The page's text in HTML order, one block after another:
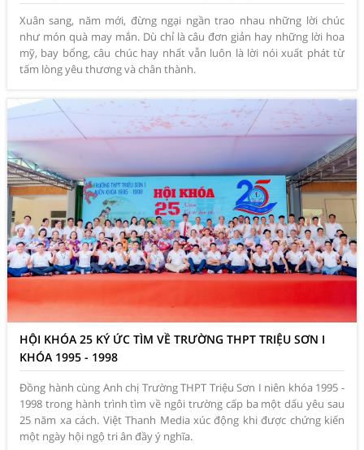
Xuân sang, năm mới, đừng ngại ngần trao nhau những lời chúc
như món quà may mắn. Dù chỉ là câu đơn giản hay những lời hoa
mỹ, bay bổng, câu chúc hay nhất vẫn luôn là lời nói xuất phát từ
tấm lòng yêu thương và chân thành.
HỘI KHÓA 25 KÝ ỨC TÌM VỀ TRƯỜNG THPT TRIỆU SƠN I
KHÓA 1995 - 1998
Đồng hành cùng Anh chị Trường THPT Triệu Sơn I niên khóa 1995 -
1998 trong hành trình tìm về ngôi trường cấp ba một dấu yêu sau
25 năm xa cách. Việt Thanh Media xúc động khi được chứng kiến
một ngày hội ngộ tri ân đầy ý nghĩa.